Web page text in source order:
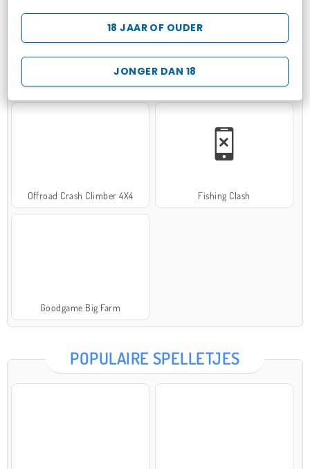
JONGER DAN 18
18 JAAR OF OUDER
Hospital Surgeon Doctor Game Potion Sort
Offroad Crash Climber 4X4 Fishing Clash
Goodgame Big Farm
POPULAIRE SPELLETJES